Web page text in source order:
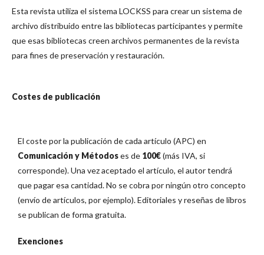
Esta revista utiliza el sistema LOCKSS para crear un sistema de
archivo distribuido entre las bibliotecas participantes y permite
que esas bibliotecas creen archivos permanentes de la revista
para fines de preservación y restauración.
Costes de publicación
El coste por la publicación de cada artículo (APC) en
Comunicación y Métodoses de 100€(más IVA, si
corresponde). Una vez aceptado el artículo, el autor tendrá
que pagar esa cantidad. No se cobra por ningún otro concepto
(envío de artículos, por ejemplo). Editoriales y reseñas de libros
se publican de forma gratuita.
Exenciones